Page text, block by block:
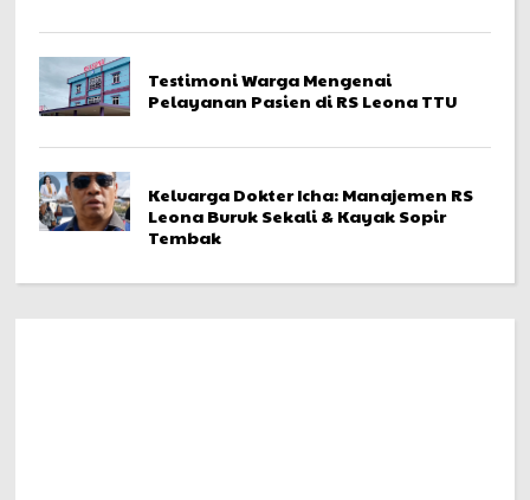
Testimoni Warga Mengenai
Pelayanan Pasien di RS Leona TTU
Keluarga Dokter Icha: Manajemen RS
Leona Buruk Sekali & Kayak Sopir
Tembak